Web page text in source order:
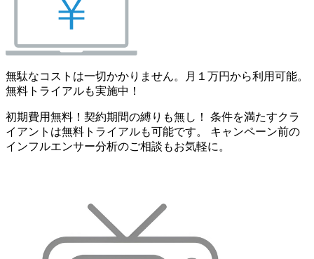
無駄なコストは一切かかりません。月１万円から利用可能。
無料トライアルも実施中！
初期費用無料！契約期間の縛りも無し！ 条件を満たすクラ
イアントは無料トライアルも可能です。 キャンペーン前の
インフルエンサー分析のご相談もお気軽に。